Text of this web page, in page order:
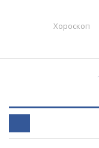
Хороскоп